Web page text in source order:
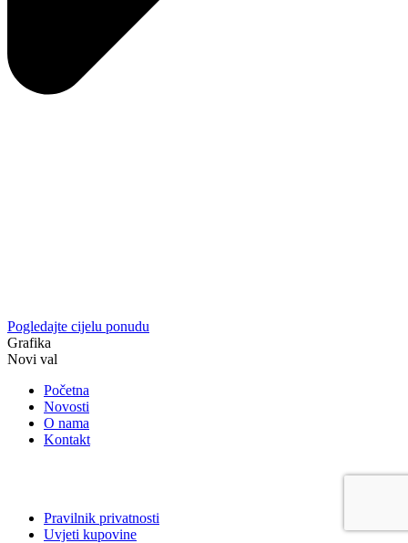
Pogledajte cijelu ponudu
Grafika
Novi val
Početna
Novosti
O nama
Kontakt
Pravilnik privatnosti
Uvjeti kupovine